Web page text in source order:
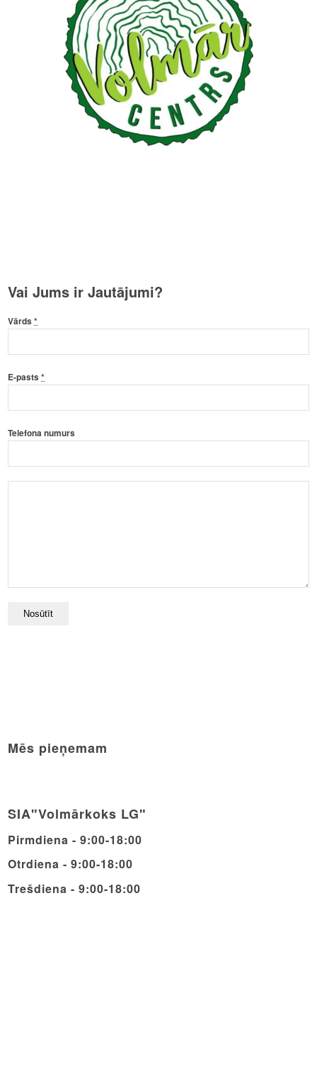
Vai Jums ir Jautājumi?
Vārds*
E-pasts*
Telefona numurs
Mēs pieņemam
SIA"Volmārkoks LG"
Pirmdiena - 9:00-18:00
Otrdiena - 9:00-18:00
Trešdiena - 9:00-18:00